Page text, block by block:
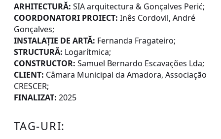
ARHITECTURĂ: SIA arquitectura & Gonçalves Perić;
COORDONATORI PROIECT: Inês Cordovil, André
Gonçalves;
INSTALAȚIE DE ARTĂ: Fernanda Fragateiro;
STRUCTURĂ: Logarítmica;
CONSTRUCTOR: Samuel Bernardo Escavações Lda;
CLIENT: Câmara Municipal da Amadora, Associação
CRESCER;
FINALIZAT: 2025
TAG-URI: